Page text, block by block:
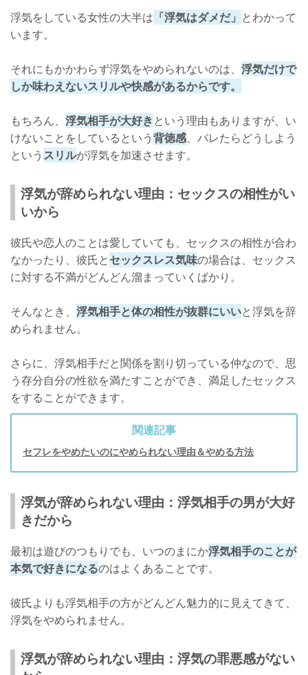
浮気をしている女性の大半は 「浮気はダメだ」 とわかって
います。
それにもかかわらず浮気をやめられないのは、 浮気だけで
しか味わえないスリルや快感があるからです。
もちろん、 浮気相手が大好きという理由もありますが、い
けないことをしているという背徳感、バレたらどうしよう
という スリルが浮気を加速させます。
浮気が辞められない理由：セックスの相性がい
いから
彼氏や恋人のことは愛していても、セックスの相性が合わ
なかったり、彼氏とセックスレス気味の場合は、セックス
に対する不満がどんどん溜まっていくばかり。
そんなとき、 浮気相手と体の相性が抜群にいいと浮気を辞
められません。
さらに、浮気相手だと関係を割り切っている仲なので、思
う存分自分の性欲を満たすことができ、満足したセックス
をすることができます。
関連記事
セフレをやめたいのにやめられない理由＆やめる方法
浮気が辞められない理由：浮気相手の男が大好
きだから
最初は遊びのつもりでも、いつのまにか浮気相手のことが
本気で好きになるのはよくあることです。
彼氏よりも浮気相手の方がどんどん魅力的に見えてきて、
浮気をやめられません。
浮気が辞められない理由：浮気の罪悪感がない